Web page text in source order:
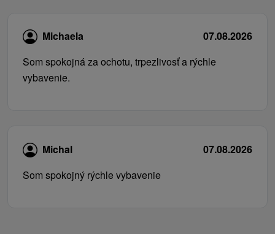
Michaela
07.08.2026
Som spokojná za ochotu, trpezlivosť a rýchle
vybavenie.
Michal
07.08.2026
Som spokojný rýchle vybavenie